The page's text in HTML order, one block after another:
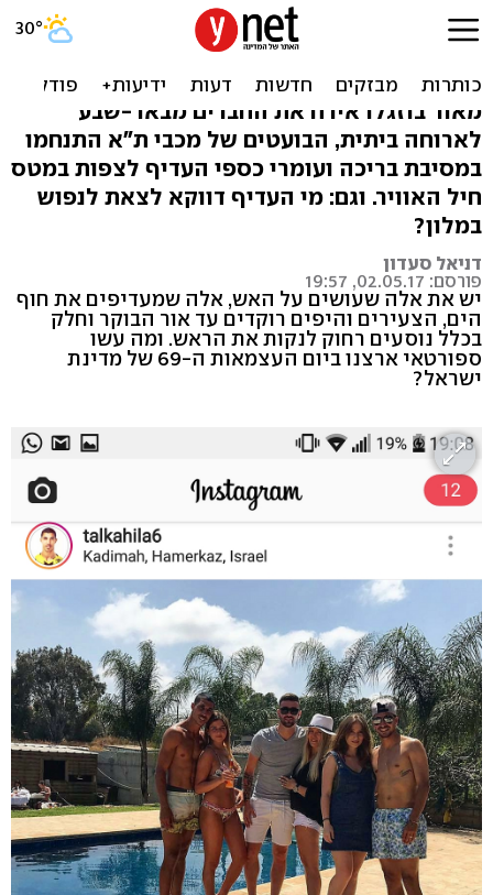
יום העצמאות שלי, גרסת
הספורטאים
מאור בוזגלו אירח את החברים מבאר-שבע
לארוחה ביתית, הבועטים של מכבי ת"א התנחמו
במסיבת בריכה ועומרי כספי העדיף לצפות במטס
חיל האוויר. וגם: מי העדיף דווקא לצאת לנפוש
במלון?
דניאל סעדון
פורסם: 02.05.17, 19:57
יש את אלה שעושים על האש, אלה שמעדיפים את חוף
הים, הצעירים והיפים רוקדים עד אור הבוקר וחלק
בכלל נוסעים רחוק לנקות את הראש. ומה עשו
ספורטאי ארצנו ביום העצמאות ה-69 של מדינת
ישראל?